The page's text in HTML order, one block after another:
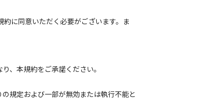
に同意いただく必要がございます。ま
、本規約をご承諾ください。
規定および一部が無効または執行不能と